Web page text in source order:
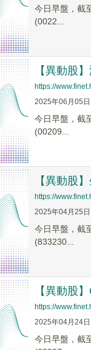
今日早盤，截
(0022...
【異動股
https://
2025年06月05
今日早盤，截
(00209...
【異動股
https://
2025年04月25
今日早盤，截
(833230...
【異動股
https://
2025年04月24
今日早盤，截